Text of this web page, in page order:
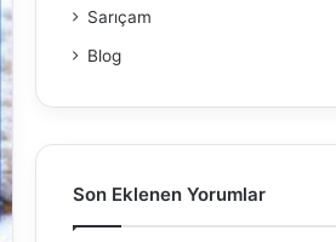
Sarıçam
Blog
Son Eklenen Yorumlar